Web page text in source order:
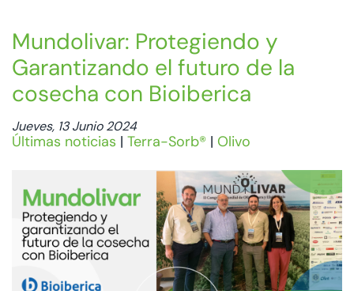
Mundolivar: Protegiendo y
Garantizando el futuro de la
cosecha con Bioiberica
Jueves, 13 Junio 2024
Últimas noticias | Terra-Sorb® | Olivo